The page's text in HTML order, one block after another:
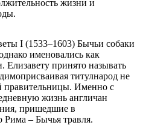
жизни и
I (1533–1603) Бычьи собаки
именовались как
принято называть
титулнарод не
правительницы. Именно с
жизнь англичан
пришедшие в
– Бычья травля.